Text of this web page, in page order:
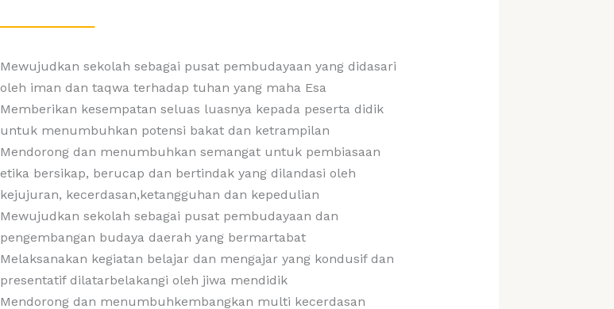
Mewujudkan sekolah sebagai pusat pembudayaan yang didasari
oleh iman dan taqwa terhadap tuhan yang maha Esa
Memberikan kesempatan seluas luasnya kepada peserta didik
untuk menumbuhkan potensi bakat dan ketrampilan
Mendorong dan menumbuhkan semangat untuk pembiasaan
etika bersikap, berucap dan bertindak yang dilandasi oleh
kejujuran, kecerdasan,ketangguhan dan kepedulian
Mewujudkan sekolah sebagai pusat pembudayaan dan
pengembangan budaya daerah yang bermartabat
Melaksanakan kegiatan belajar dan mengajar yang kondusif dan
presentatif dilatarbelakangi oleh jiwa mendidik
Mendorong dan menumbuhkembangkan multi kecerdasan